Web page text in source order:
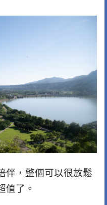
伴，整個可以很放鬆
值了。